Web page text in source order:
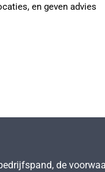
en geven advies
de